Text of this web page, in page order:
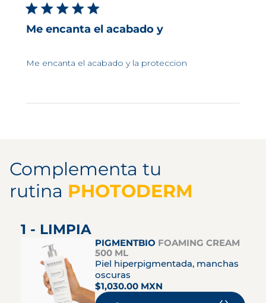
Me encanta el acabado y
Me encanta el acabado y la proteccion
Complementa tu
rutina PHOTODERM
1 - LIMPIA
PIGMENTBIO FOAMING CREAM
500 ML
Piel hiperpigmentada, manchas
oscuras
$1,030.00 MXN